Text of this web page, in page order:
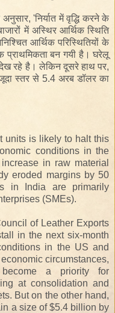
अनुसार, 'निर्यात में वृद्धि करने के
में अस्थिर आर्थिक स्थिति
आर्थिक परिस्थितियों के
प्राथमिकता बन गयी है। घरेलू
रहे है। लेकिन दूसरे हाथ पर,
स्तर से 5.4अरब डॉलर का
units is likely to halt this
conditions in the
in raw material
eroded margins by 50
in India are primarily
(SMEs).
of Leather Exports
in the next six-month
in the US and
circumstances,
a priority for
at consolidation and
But on the other hand,
a size of $5.4 billion by